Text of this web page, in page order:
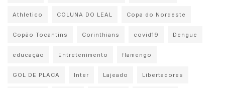
Athletico COLUNA DO LEAL Copa do Nordeste
Copão Tocantins Corinthians covid19 Dengue
educação Entretenimento flamengo
GOL DE PLACA Inter Lajeado Libertadores